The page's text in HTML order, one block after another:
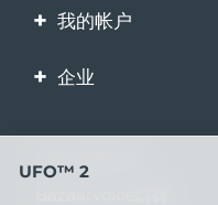
联系我们
保修与退换货
常见问题
电池信息
我的帐户
产品注册
企业
伙伴计划
UFO™ 2